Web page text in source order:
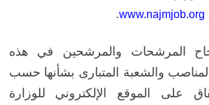
www.najmjob.org
.
المرشحات والمرشحين في هذه
والشعبة المتبارى بشأنها حسب
على الموقع الإلكتروني للوزارة